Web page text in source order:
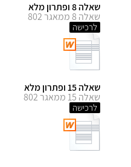
שאלה 8 ופתרון מלא
שאלה 8 ממאגר 802
לרכישה
שאלה 15 ופתרון מלא
שאלה 15 ממאגר 802
לרכישה